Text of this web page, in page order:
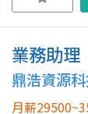
業務助理
鼎浩資源
月薪